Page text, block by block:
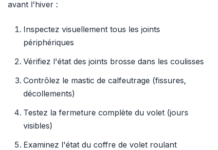
avant l'hiver :
Inspectez visuellement tous les joints
périphériques
Vérifiez l'état des joints brosse dans les coulisses
Contrôlez le mastic de calfeutrage (fissures,
décollements)
Testez la fermeture complète du volet (jours
visibles)
Examinez l'état du coffre de volet roulant